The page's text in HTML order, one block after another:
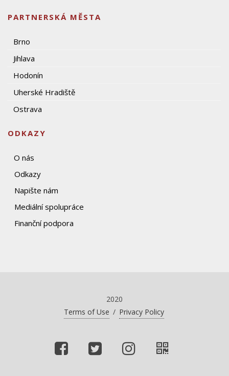
PARTNERSKÁ MĚSTA
Brno
Jihlava
Hodonín
Uherské Hradiště
Ostrava
ODKAZY
O nás
Odkazy
Napište nám
Mediální spolupráce
Finanční podpora
2020
Terms of Use / Privacy Policy